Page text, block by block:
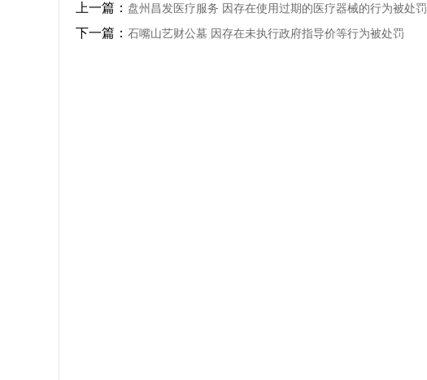
上一篇： 盘州昌发医疗服务 因存在使用过期的医疗器械的行为被处罚
下一篇： 石嘴山艺财公墓 因存在未执行政府指导价等行为被处罚